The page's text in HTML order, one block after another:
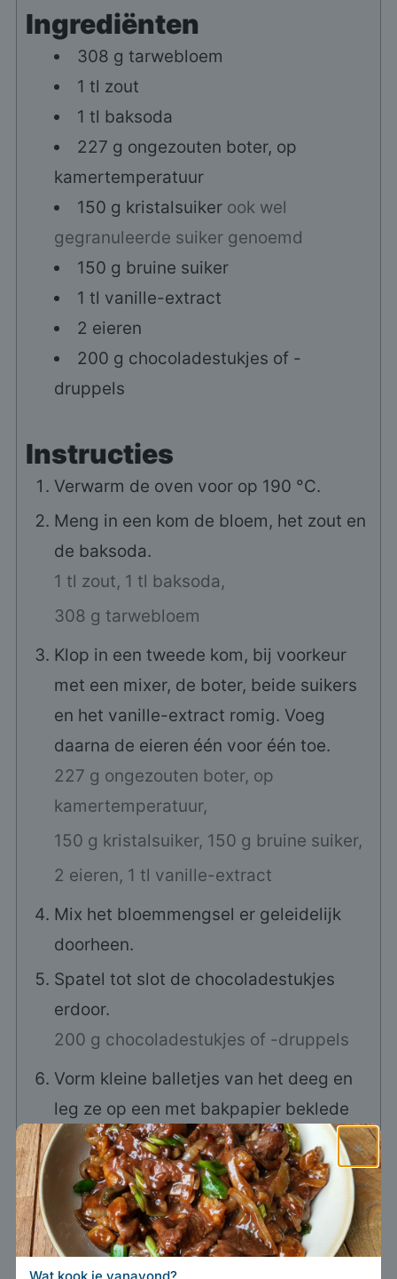
Ingrediënten
308 g tarwebloem
1 tl zout
1 tl baksoda
227 g ongezouten boter, op
kamertemperatuur
150 g kristalsuiker ook wel
gegranuleerde suiker genoemd
150 g bruine suiker
1 tl vanille-extract
2 eieren
200 g chocoladestukjes of -
druppels
Instructies
Verwarm de oven voor op 190 °C.
Meng in een kom de bloem, het zout en
de baksoda.
1 tl zout, 1 tl baksoda,
308 g tarwebloem
Klop in een tweede kom, bij voorkeur
met een mixer, de boter, beide suikers
en het vanille-extract romig. Voeg
daarna de eieren één voor één toe.
227 g ongezouten boter, op
kamertemperatuur,
150 g kristalsuiker, 150 g bruine suiker,
2 eieren, 1 tl vanille-extract
Mix het bloemmengsel er geleidelijk
doorheen.
Spatel tot slot de chocoladestukjes
erdoor.
200 g chocoladestukjes of -druppels
Vorm kleine balletjes van het deeg en
leg ze op een met bakpapier beklede
bakplaat.
Koel de bakplaat 15–30 minuten in de
koelkast (als je het deeg al eerder hebt
gekoeld, kun je deze stap overslaan).
Bak de cookies 9–11 minuten.
×
Wat kook je vanavond?